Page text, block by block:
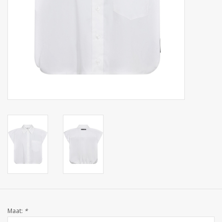
Maat: *